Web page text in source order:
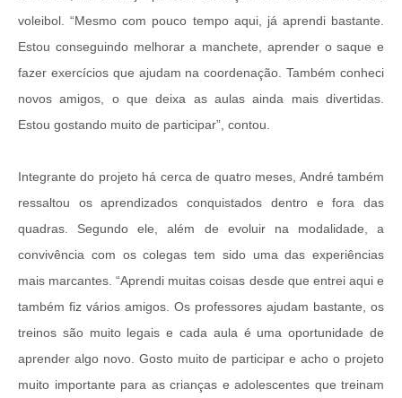
voleibol. “Mesmo com pouco tempo aqui, já aprendi bastante.
Estou conseguindo melhorar a manchete, aprender o saque e
fazer exercícios que ajudam na coordenação. Também conheci
novos amigos, o que deixa as aulas ainda mais divertidas.
Estou gostando muito de participar”, contou.
Integrante do projeto há cerca de quatro meses, André também
ressaltou os aprendizados conquistados dentro e fora das
quadras. Segundo ele, além de evoluir na modalidade, a
convivência com os colegas tem sido uma das experiências
mais marcantes. “Aprendi muitas coisas desde que entrei aqui e
também fiz vários amigos. Os professores ajudam bastante, os
treinos são muito legais e cada aula é uma oportunidade de
aprender algo novo. Gosto muito de participar e acho o projeto
muito importante para as crianças e adolescentes que treinam